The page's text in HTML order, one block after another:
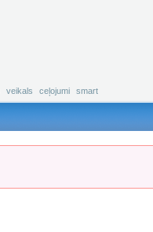
veikals ceļojumi smart